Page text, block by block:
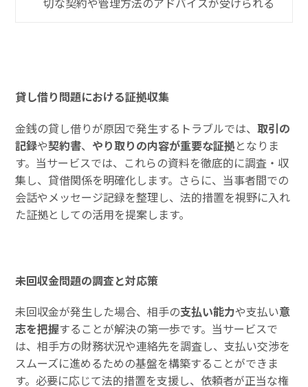
貸し借り問題における証拠収集
金銭の貸し借りが原因で発生するトラブルでは、取引の
記録や契約書、 やり取りの内容が重要な証拠となりま
す。当サービスでは、これらの資料を徹底的に調査・収
集し、貸借関係を明確化します。さらに、当事者間での
会話やメッセージ記録を整理し、法的措置を視野に入れ
た証拠としての活用を提案します。
未回収金問題の調査と対応策
未回収金が発生した場合、相手の支払い能力や支払い意
志を把握することが解決の第一歩です。当サービスで
は、相手方の財務状況や連絡先を調査し、支払い交渉を
スムーズに進めるための基盤を構築することができま
す。必要に応じて法的措置を支援し、依頼者が正当な権